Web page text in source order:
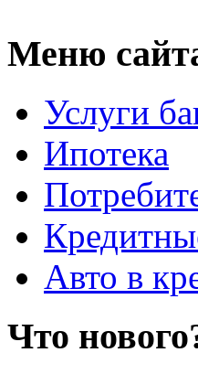
Меню
Услуги
Ипотека
Авто в
Что